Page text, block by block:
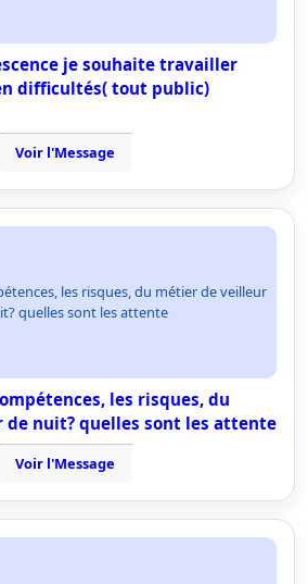
je souhaite travailler
difficultés( tout public)
Voir l'Message
les risques, du métier de veilleur
quelles sont les attente
les risques, du
nuit? quelles sont les attente
Voir l'Message